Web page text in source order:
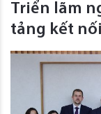
Triển lãm
tảng kết